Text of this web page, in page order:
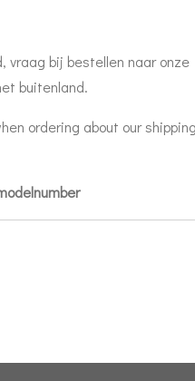
vraag bij bestellen naar onze
buitenland.
ordering about our